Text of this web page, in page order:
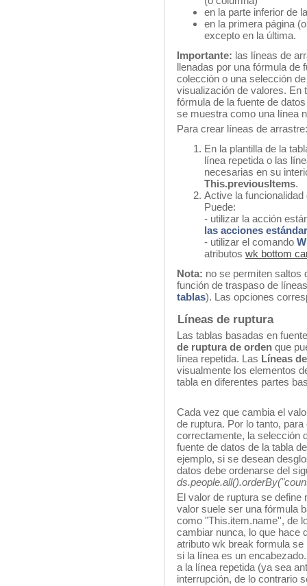
en la parte inferior de
en la primera página
excepto en la última.
Importante: las líneas de
llenadas por una fórmula de
colección o una selección
visualización de valores. En
fórmula de la fuente de
se muestra como una línea
Para crear líneas de arrastre:
En la plantilla de la
línea repetida o las
necesarias en su
This.previousItems.
Active la
Puede:
- utilizar la acción
las acciones
- utilizar el comando
atributos wk bottom
Nota: no se permiten saltos
función de traspaso de
tablas). Las opciones
Líneas de ruptura
Las tablas basadas en
de ruptura de orden que
línea repetida. Las Líneas
visualmente los elementos
tabla en diferentes partes
Cada vez que cambia el
de ruptura. Por lo tanto,
correctamente, la selección
fuente de datos de la tabla
ejemplo, si se desean
datos debe ordenarse del
El valor de ruptura se define
valor suele ser una fórmula
como "This.item.name'', de
cambiar nunca, lo que hace
atributo wk break formula se
si la línea es un
a la línea repetida (ya sea
interrupción, de lo contrario